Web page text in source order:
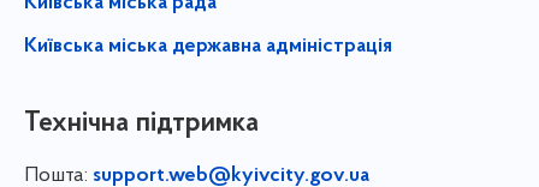
Київська міська державна адміністрація
Технічна підтримка
Пошта: support.web@kyivcity.gov.ua